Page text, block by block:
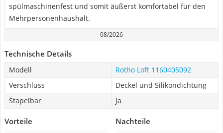
spülmaschinenfest und somit äußerst komfortabel für den
Mehrpersonenhaushalt.
08/2026
Technische Details
Modell
Rotho Loft 1160405092
Verschluss
Deckel und Silikondichtung
Stapelbar
Ja
Vorteile Nachteile